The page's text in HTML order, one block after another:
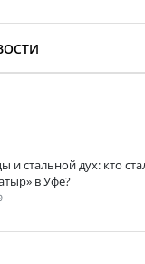
стальной дух: кто
в Уфе?